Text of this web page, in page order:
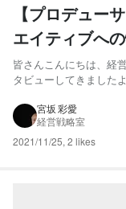
【プロデュー
エイティブへ
としての強み
皆さんこんにちは、経
タビューしてきました
せっせと記事を書いて
す・・・ 今回はプロデューサー職インタビューシリーズ第4弾 相場
さ...
宮坂 彩愛
経営戦略室
2021/11/25, 2 likes